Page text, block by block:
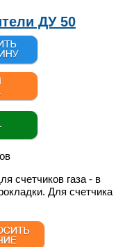
ДУ 50
счетчиков газа - в
Для счетчика